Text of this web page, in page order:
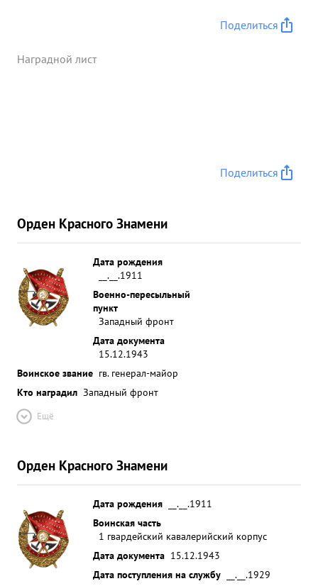
Поделиться
Наградной лист
Поделиться
Орден Красного Знамени
Дата рождения
__.__.1911
Военно-пересыльный
пункт
Западный фронт
Дата документа
15.12.1943
Воинское звание гв. генерал-майор
Кто наградил Западный фронт
Ещё
Орден Красного Знамени
Дата рождения
__.__.1911
Воинская часть
1 гвардейский кавалерийский корпус
Дата документа 15.12.1943
Дата поступления на службу
__.__.1929